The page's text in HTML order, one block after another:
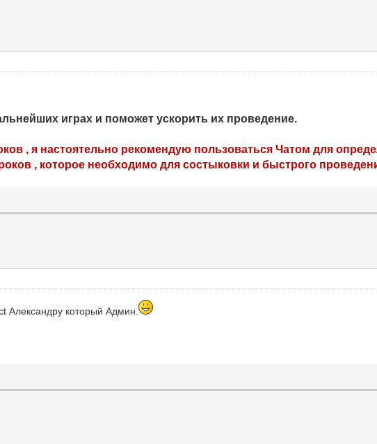
играх и поможет ускорить их проведение.
, я настоятельно рекомендую пользоваться Чатом для
, которое необходимо для состыковки и быстрого
Александру который Админ.